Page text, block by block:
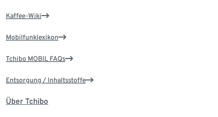
Kaffee-Wiki
Mobilfunklexikon
Tchibo MOBIL FAQs
Entsorgung / Inhaltsstoffe
Über Tchibo